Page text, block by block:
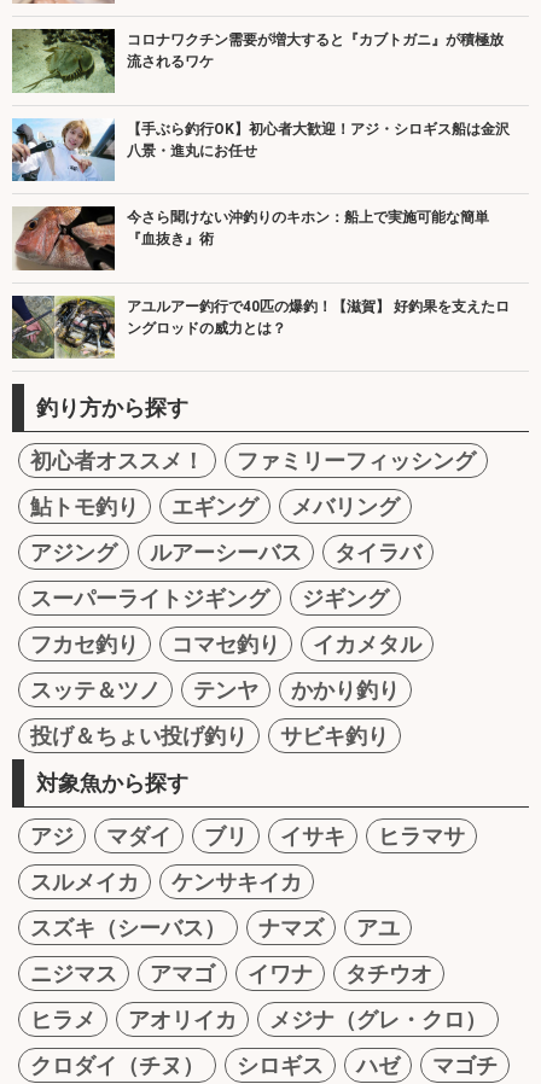
コロナワクチン需要が増大すると『カブトガニ』が積極放
流されるワケ
【手ぶら釣行OK】初心者大歓迎！アジ・シロギス船は金沢
八景・進丸にお任せ
今さら聞けない沖釣りのキホン：船上で実施可能な簡単
『血抜き』術
アユルアー釣行で40匹の爆釣！【滋賀】 好釣果を支えたロ
ングロッドの威力とは？
釣り方から探す
初心者オススメ！
ファミリーフィッシング
鮎トモ釣り
エギング
メバリング
アジング
ルアーシーバス
タイラバ
スーパーライトジギング
ジギング
フカセ釣り
コマセ釣り
イカメタル
スッテ＆ツノ
テンヤ
かかり釣り
投げ＆ちょい投げ釣り
サビキ釣り
対象魚から探す
アジ マダイ ブリ イサキ
ヒラマサ
スルメイカ
ケンサキイカ
スズキ（シーバス）
ナマズ
アユ
ニジマス
アマゴ イワナ
タチウオ
ヒラメ
アオリイカ
メジナ（グレ・クロ）
クロダイ（チヌ）
シロギス ハゼ
マゴチ